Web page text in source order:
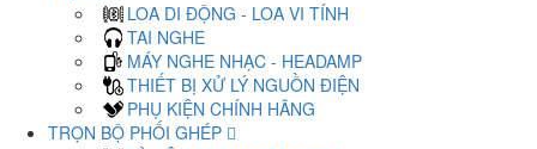
LOA DI ĐỘNG - LOA VI TÍNH
TAI NGHE
MÁY NGHE NHẠC - HEADAMP
THIẾT BỊ XỬ LÝ NGUỒN ĐIỆN
PHỤ KIỆN CHÍNH HÃNG
TRỌN BỘ PHỐI GHÉP